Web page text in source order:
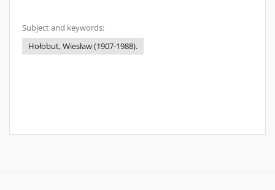
Subject and keywords:
Hołobut, Wiesław (1907-1988).